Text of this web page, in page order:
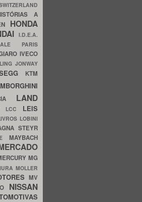
A
HONDA
I.D.E.A.
PARIS
IVECO
JONWAY
KTM
LAND
LCC LEIS
LOBINI
STEYR
MAYBACH
MG
MOLLER
MV
NISSAN